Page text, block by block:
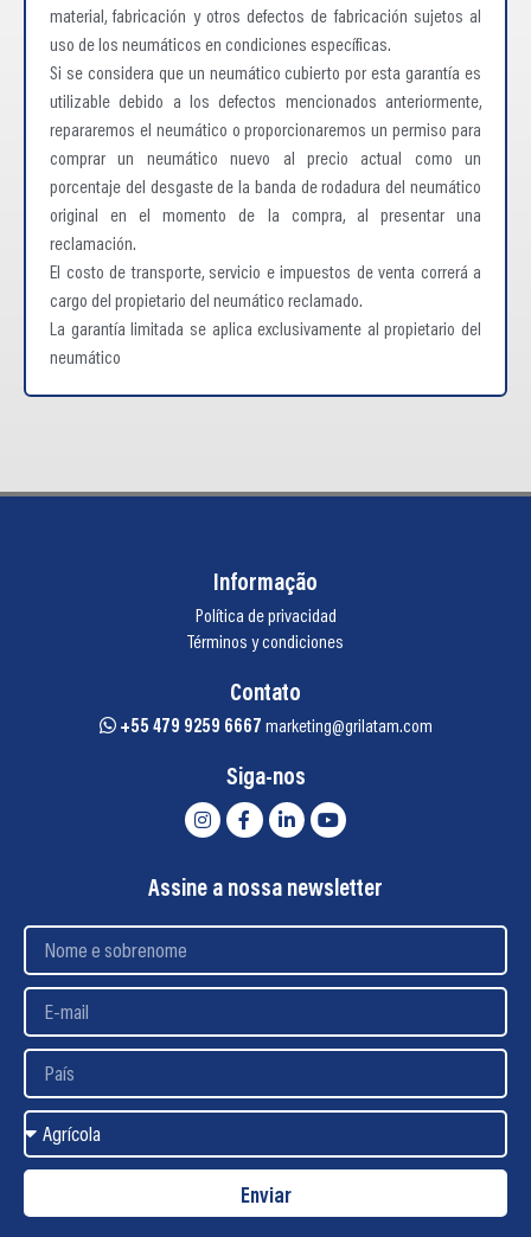
material, fabricación y otros defectos de fabricación sujetos al
uso de los neumáticos en condiciones específicas.
Si se considera que un neumático cubierto por esta garantía es
utilizable debido a los defectos mencionados anteriormente,
repararemos el neumático o proporcionaremos un permiso para
comprar un neumático nuevo al precio actual como un
porcentaje del desgaste de la banda de rodadura del neumático
original en el momento de la compra, al presentar una
reclamación.
El costo de transporte, servicio e impuestos de venta correrá a
cargo del propietario del neumático reclamado.
La garantía limitada se aplica exclusivamente al propietario del
neumático
Informação
Política de privacidad
Términos y condiciones
Contato
+55 479 9259 6667 marketing@grilatam.com
Siga-nos
Assine a nossa newsletter
Enviar